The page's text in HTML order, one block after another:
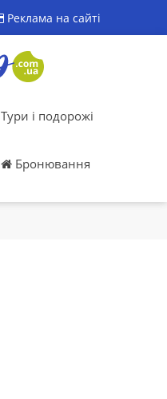
Реклама на сайті
Тури і подорожі
Бронювання